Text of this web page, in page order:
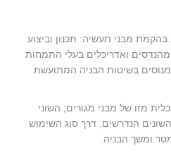
מבני תעשיה: תכנון וביצוע
מהנדסים ואדריכלים בעלי התמחות
מנוסים בשיטות הבניה המתועשת
מזו של מבני מגורים; השוני
השונים הנדרשים, דרך סוג השימוש
ומשך הבניה.